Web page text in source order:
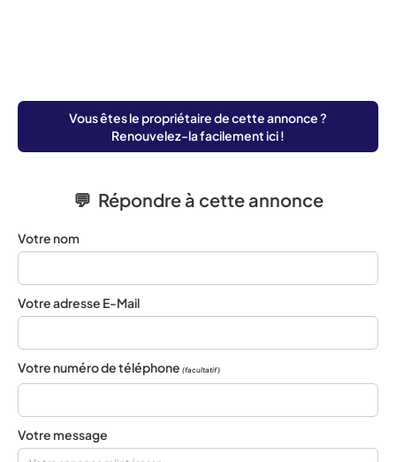
Vous êtes le propriétaire de cette annonce ?
Renouvelez-la facilement ici !
💬 Répondre à cette annonce
Votre nom
Votre adresse E-Mail
Votre numéro de téléphone (facultatif)
Votre message